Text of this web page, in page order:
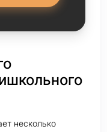
несколько